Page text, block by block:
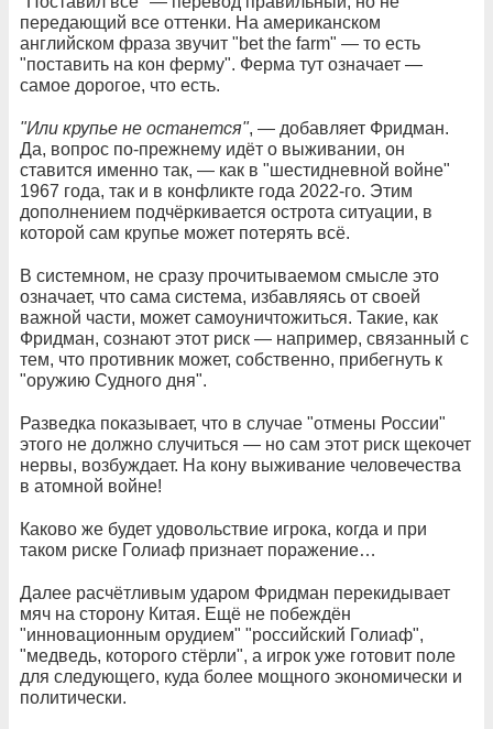
передающий все оттенки. На американском
английском фраза звучит "bet the farm" — то есть
"поставить на кон ферму". Ферма тут означает —
самое дорогое, что есть.
"Или крупье не останется", — добавляет Фридман.
Да, вопрос по-прежнему идёт о выживании, он
ставится именно так, — как в "шестидневной войне"
1967 года, так и в конфликте года 2022-го. Этим
дополнением подчёркивается острота ситуации, в
которой сам крупье может потерять всё.
В системном, не сразу прочитываемом смысле это
означает, что сама система, избавляясь от своей
важной части, может самоуничтожиться. Такие, как
Фридман, сознают этот риск — например, связанный с
тем, что противник может, собственно, прибегнуть к
"оружию Судного дня".
Разведка показывает, что в случае "отмены России"
этого не должно случиться — но сам этот риск щекочет
нервы, возбуждает. На кону выживание человечества
в атомной войне!
Каково же будет удовольствие игрока, когда и при
таком риске Голиаф признает поражение…
Далее расчётливым ударом Фридман перекидывает
мяч на сторону Китая. Ещё не побеждён
"инновационным орудием" "российский Голиаф",
"медведь, которого стёрли", а игрок уже готовит поле
для следующего, куда более мощного экономически и
политически.